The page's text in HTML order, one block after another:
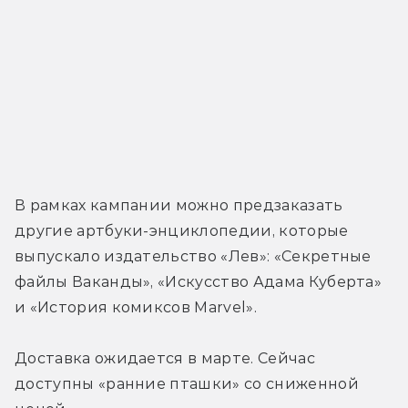
В рамках кампании можно предзаказать
другие артбуки-энциклопедии, которые
выпускало издательство «Лев»: «Секретные
файлы Ваканды», «Искусство Адама Куберта»
и «История комиксов Marvel».
Доставка ожидается в марте. Сейчас
доступны «ранние пташки» со сниженной